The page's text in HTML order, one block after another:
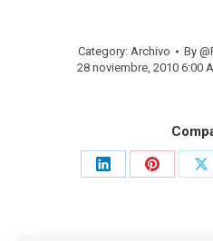
Category: Archivo By
28 noviembre, 2010 6:00
Share
Share